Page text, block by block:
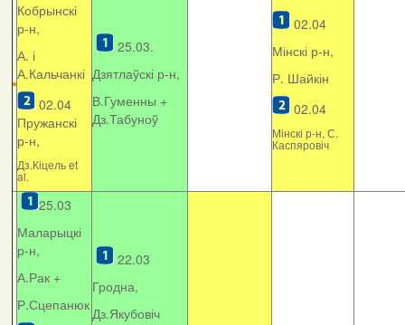
Кобрынскі
р-н,
А. і
А.Кальчанкі
02.04
Пружанскі
р-н,
Дз.Кіцель et
al.
25.03.
Дзятлаўскі р-н,
В.Гуменны +
Дз.Табуноў
02.04
Мінскі р-н,
Р. Шайкін
02.04
Мінскі р-н, С.
Каспяровіч
25.03
Маларыцкі
р-н,
А.Рак +
Р.Сцепанюк
22.03
Гродна,
Дз.Якубовіч